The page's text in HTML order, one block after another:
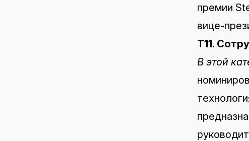
премии
вице-
T11.
В этой